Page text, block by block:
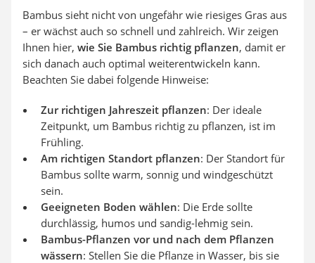
Bambus sieht nicht von ungefähr wie riesiges Gras aus
– er wächst auch so schnell und zahlreich. Wir zeigen
Ihnen hier, wie Sie Bambus richtig pflanzen, damit er
sich danach auch optimal weiterentwickeln kann.
Beachten Sie dabei folgende Hinweise:
Zur richtigen Jahreszeit pflanzen: Der ideale
Zeitpunkt, um Bambus richtig zu pflanzen, ist im
Frühling.
Am richtigen Standort pflanzen: Der Standort für
Bambus sollte warm, sonnig und windgeschützt
sein.
Geeigneten Boden wählen: Die Erde sollte
durchlässig, humos und sandig-lehmig sein.
Bambus-Pflanzen vor und nach dem Pflanzen
wässern: Stellen Sie die Pflanze in Wasser, bis sie